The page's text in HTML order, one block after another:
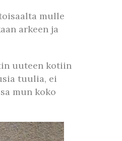
mulle
arkeen ja
uuteen kotiin
tuulia, ei
mun koko